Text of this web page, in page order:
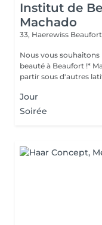
Institut de
Machado
33, Haerewiss Beaufort
Nous vous
beauté à Beaufort !* Marquer une pause beauté et bien-être,
partir sous d'autres
Jour
Soirée